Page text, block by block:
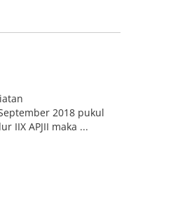
2018 pukul
IIX APJII maka ...